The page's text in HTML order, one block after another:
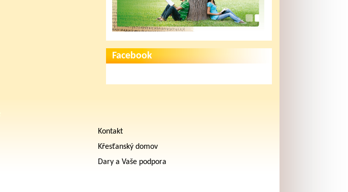
Facebook
Kontakt
Křesťanský domov
Dary a Vaše podpora